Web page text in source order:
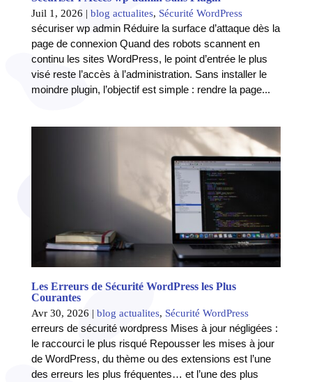
Juil 1, 2026 | blog actualites, Sécurité WordPress
sécuriser wp admin Réduire la surface d’attaque dès la
page de connexion Quand des robots scannent en
continu les sites WordPress, le point d’entrée le plus
visé reste l’accès à l’administration. Sans installer le
moindre plugin, l’objectif est simple : rendre la page...
Les Erreurs de Sécurité WordPress les Plus
Courantes
Avr 30, 2026 | blog actualites, Sécurité WordPress
erreurs de sécurité wordpress Mises à jour négligées :
le raccourci le plus risqué Repousser les mises à jour
de WordPress, du thème ou des extensions est l’une
des erreurs les plus fréquentes… et l’une des plus